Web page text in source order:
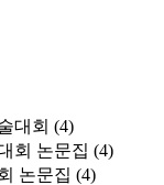
대회 (4)
회 논문집 (4)
논문집 (4)